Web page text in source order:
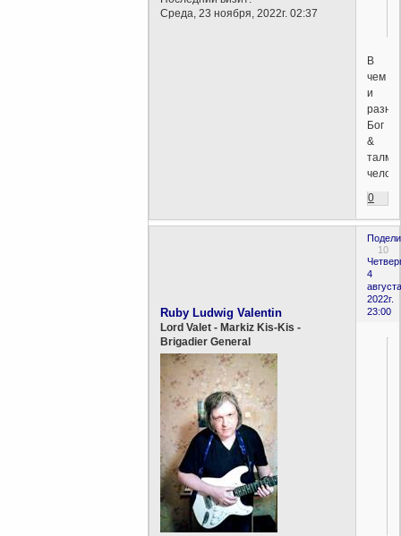
Среда, 23 ноября, 2022г. 02:37
В
чем
и
Бог
&
0
10
4
2022г.
23:00
Ruby Ludwig Valentin
Lord Valet - Markiz Kis-Kis -
Brigadier General